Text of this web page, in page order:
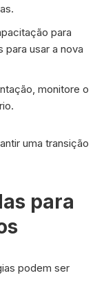
para
usar a nova
monitore o
uma transição
para
podem ser